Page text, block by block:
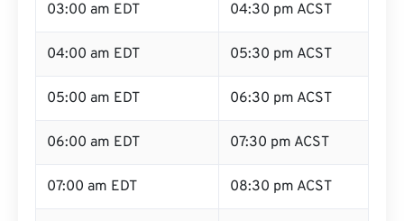
03:00 am EDT 04:30 pm ACST
04:00 am EDT 05:30 pm ACST
05:00 am EDT 06:30 pm ACST
06:00 am EDT 07:30 pm ACST
07:00 am EDT 08:30 pm ACST